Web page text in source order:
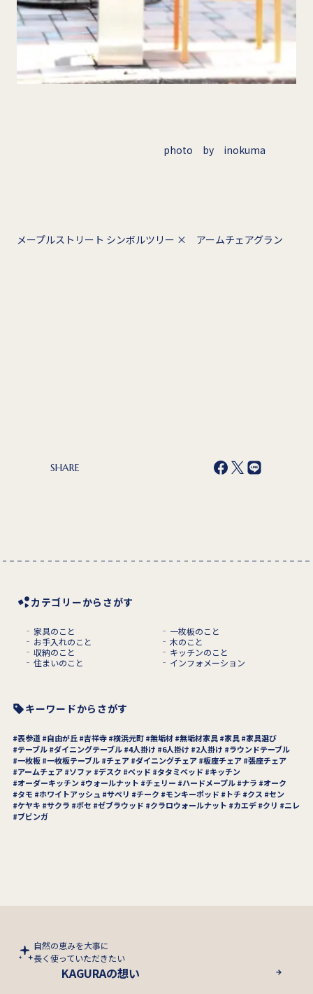
photo by inokuma
メープルストリート シンボルツリー × アームチェアグラン
SHARE
カテゴリーからさがす
家具のこと
一枚板のこと
お手入れのこと
木のこと
収納のこと
キッチンのこと
住まいのこと
インフォメーション
キーワードからさがす
表参道 自由が丘 吉祥寺 横浜元町 無垢材 無垢材家具 家具
家具選び
テーブル ダイニングテーブル 4人掛け 6人掛け 2人掛け
ラウンドテーブル
一枚板 一枚板テーブル チェア ダイニングチェア 板座チェア 張座チェア
アームチェア
ソファ デスク ベッド タタミベッド
キッチン
オーダーキッチン
ウォールナット チェリー ハードメープル ナラ
オーク
タモ
ホワイトアッシュ サペリ チーク モンキーポッド トチ クス
セン
ケヤキ
サクラ ボセ ゼブラウッド クラロウォールナット カエデ クリ
ニレ
ブビンガ
自然の恵みを大事に
長く使っていただきたい
KAGURAの想い